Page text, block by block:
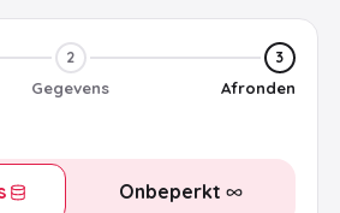
2
Gegevens
3
Afronden
Onbeperkt